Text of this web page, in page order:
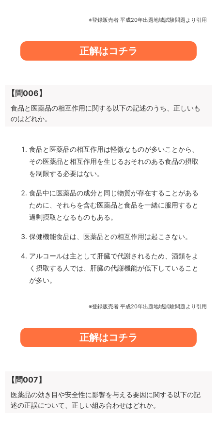
※登録販売者 平成20年出題地域試験問題より引用
正解はコチラ
【問006】
食品と医薬品の相互作用に関する以下の記述のうち、正しいも
のはどれか。
食品と医薬品の相互作用は軽微なものが多いことから、
その医薬品と相互作用を生じるおそれのある食品の摂取
を制限する必要はない。
食品中に医薬品の成分と同じ物質が存在することがある
ために、それらを含む医薬品と食品を一緒に服用すると
過剰摂取となるものもある。
保健機能食品は、医薬品との相互作用は起こさない。
アルコールは主として肝臓で代謝されるため、酒類をよ
く摂取する人では、肝臓の代謝機能が低下していること
が多い。
※登録販売者 平成20年出題地域試験問題より引用
正解はコチラ
【問007】
医薬品の効き目や安全性に影響を与える要因に関する以下の記
述の正誤について、正しい組み合わせはどれか。